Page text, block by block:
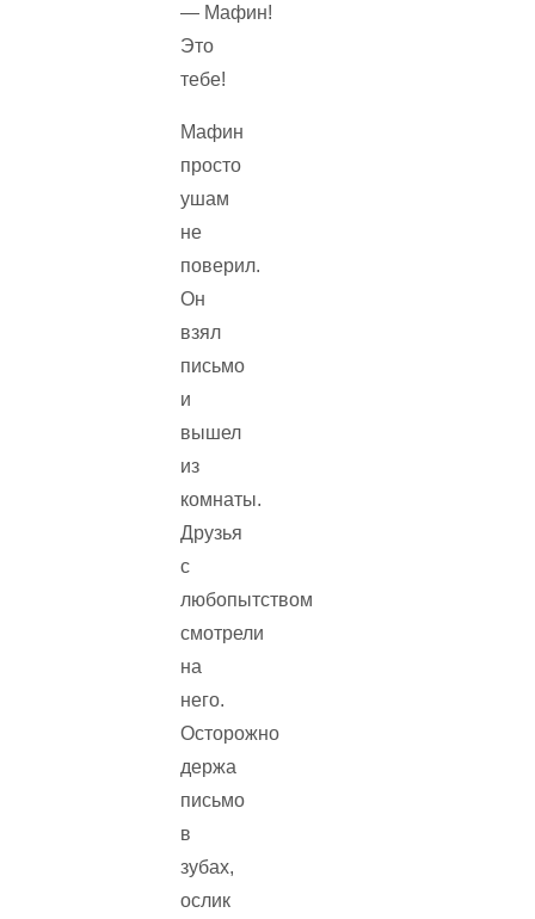
— Мафин!
Это
тебе!
Мафин
просто
ушам
не
поверил.
Он
взял
письмо
и
вышел
из
комнаты.
Друзья
с
любопытством
смотрели
на
него.
Осторожно
держа
письмо
в
зубах,
ослик